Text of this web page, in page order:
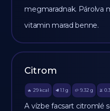
megmaradnak. Párolva
vitamin marad benne.
Citrom
🔥 29 kcal 🥩 1.1 g 🥔 9.32 g 🫒 0.3
A vízbe facsart citromlé